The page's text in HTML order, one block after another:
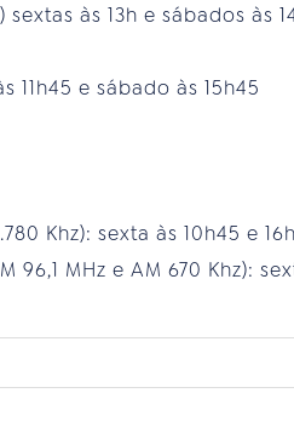
sextas às 13h e sábados
11h45 e sábado às 15h45
Khz): sexta às 10h45 e
MHz e AM 670 Khz):